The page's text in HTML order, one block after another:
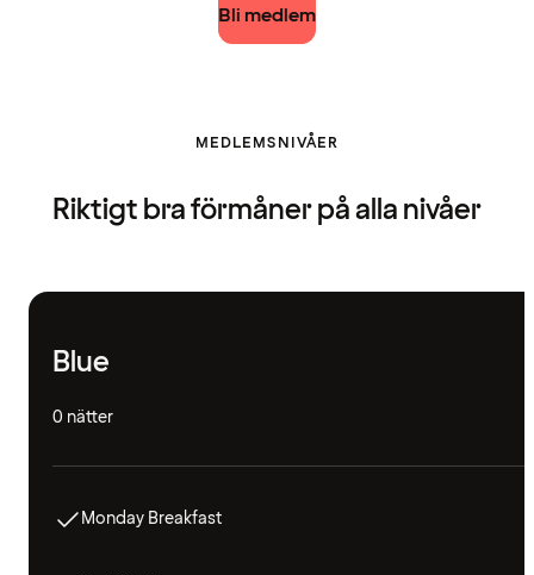
Bli medlem
MEDLEMSNIVÅER
Riktigt bra förmåner på alla nivåer
Blue
0 nätter
Monday Breakfast